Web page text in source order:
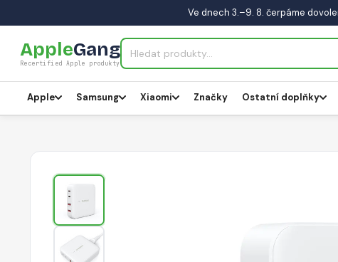
Ve dnech 3.–9. 8. čerpáme
AppleGang
Recertified Apple produkty
Apple Samsung Xiaomi Značky Ostatní doplňky